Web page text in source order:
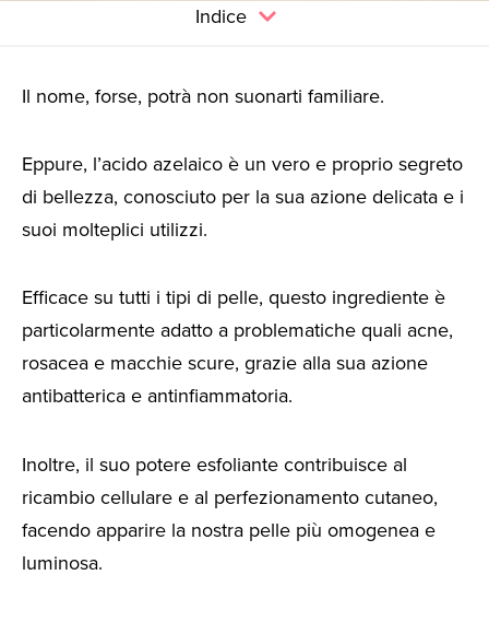
Indice
Il nome, forse, potrà non suonarti familiare.
Eppure, l’acido azelaico è un vero e proprio segreto
di bellezza, conosciuto per la sua azione delicata e i
suoi molteplici utilizzi.
Efficace su tutti i tipi di pelle, questo ingrediente è
particolarmente adatto a problematiche quali acne,
rosacea e macchie scure, grazie alla sua azione
antibatterica e antinfiammatoria.
Inoltre, il suo potere esfoliante contribuisce al
ricambio cellulare e al perfezionamento cutaneo,
facendo apparire la nostra pelle più omogenea e
luminosa.